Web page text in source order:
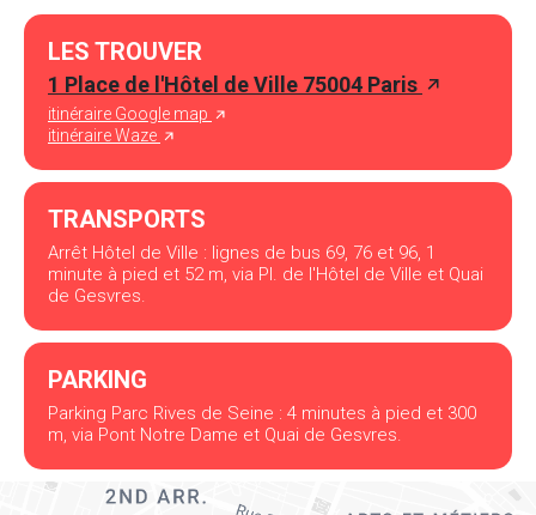
LES TROUVER
1 Place de l'Hôtel de Ville 75004 Paris
itinéraire Google map
itinéraire Waze
TRANSPORTS
Arrêt Hôtel de Ville : lignes de bus 69, 76 et 96, 1
minute à pied et 52 m, via Pl. de l'Hôtel de Ville et Quai
de Gesvres.
PARKING
Parking Parc Rives de Seine : 4 minutes à pied et 300
m, via Pont Notre Dame et Quai de Gesvres.